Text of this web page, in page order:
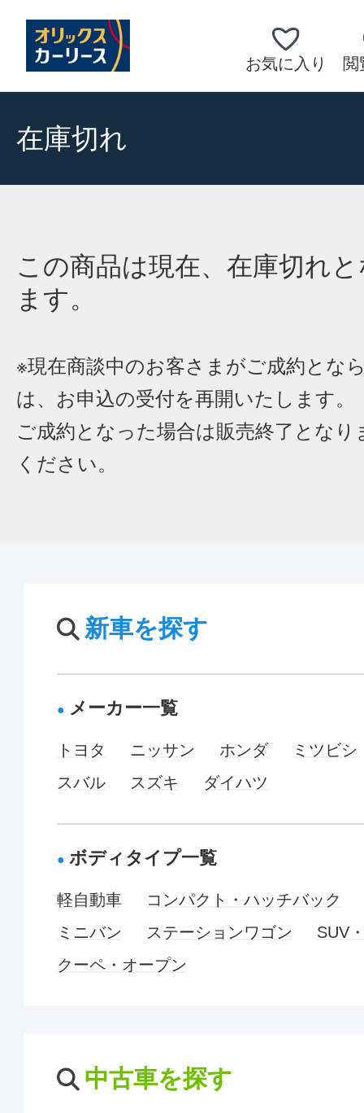
お気に入り 閲
在庫切れ
この商品は現在、在庫切れ
ます。
※現在商談中のお客さまがご成約とな
は、お申込の受付を再開いたします。
ご成約となった場合は販売終了となり
ください。
新車を探す
メーカー一覧
トヨタ ニッサン ホンダ
ミツビシ
スバル
スズキ ダイハツ
ボディタイプ一覧
軽自動車
コンパクト・ハッチバック
ミニバン
ステーションワゴン
SUV
クーペ・オープン
中古車を探す